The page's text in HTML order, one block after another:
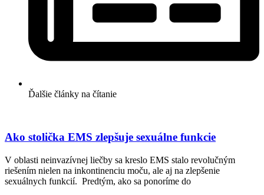
Ďalšie články na čítanie
Ako stolička EMS zlepšuje sexuálne funkcie
V oblasti neinvazívnej liečby sa kreslo EMS stalo revolučným
riešením nielen na inkontinenciu moču, ale aj na zlepšenie
sexuálnych funkcií. Predtým, ako sa ponoríme do